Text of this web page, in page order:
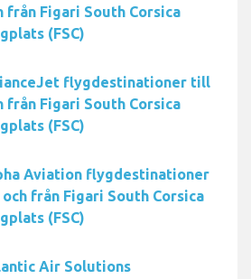
från Figari South Corsica
(FSC)
flygdestinationer till
från Figari South Corsica
(FSC)
Aviation flygdestinationer
från Figari South Corsica
(FSC)
Air Solutions